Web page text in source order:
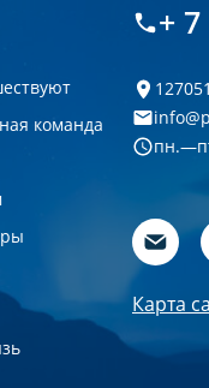
команда
+
Карта